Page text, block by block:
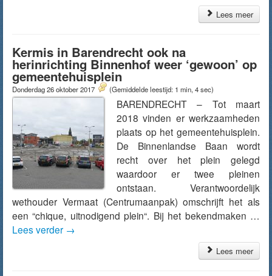
Lees meer
Kermis in Barendrecht ook na
herinrichting Binnenhof weer ‘gewoon’ op
gemeentehuisplein
Donderdag 26 oktober 2017 (Gemiddelde leestijd: 1 min, 4 sec)
BARENDRECHT – Tot maart
2018 vinden er werkzaamheden
plaats op het gemeentehuisplein.
De Binnenlandse Baan wordt
recht over het plein gelegd
waardoor er twee pleinen
ontstaan. Verantwoordelijk
wethouder Vermaat (Centrumaanpak) omschrijft het als
een “chique, uitnodigend plein“. Bij het bekendmaken …
Lees verder →
Lees meer